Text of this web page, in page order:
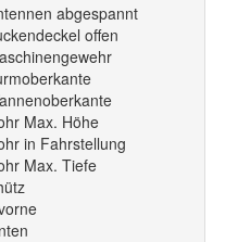
abgespannt
offen
Max. Höhe
in Fahrstellung
Max. Tiefe